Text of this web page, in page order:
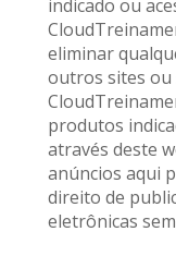
indicado ou
eliminar
outros sites ou
produtos
através deste
anúncios aqui
direito de
eletrônicas